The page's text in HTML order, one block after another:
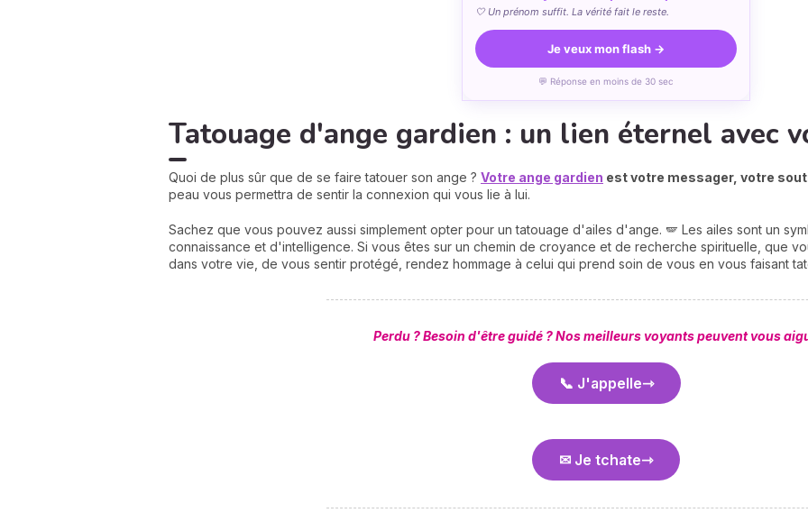
🤍 Un prénom suffit. La vérité fait le reste.
Je veux mon flash →
💬 Réponse en moins de 30 sec
Tatouage d'ange gardien : un lien éternel avec
Quoi de plus sûr que de se faire tatouer son ange ? Votre ange gardien est votre messager, votre
peau vous permettra de sentir la connexion qui vous lie à lui.
Sachez que vous pouvez aussi simplement opter pour un tatouage d'ailes d'ange. 🪽 Les ailes sont un
connaissance et d'intelligence. Si vous êtes sur un chemin de croyance et de recherche spirituelle, que
dans votre vie, de vous sentir protégé, rendez hommage à celui qui prend soin de vous en vous faisant
Perdu ? Besoin d'être guidé ? Nos meilleurs voyants peuvent vous
📞 J'appelle
✉ Je tchate